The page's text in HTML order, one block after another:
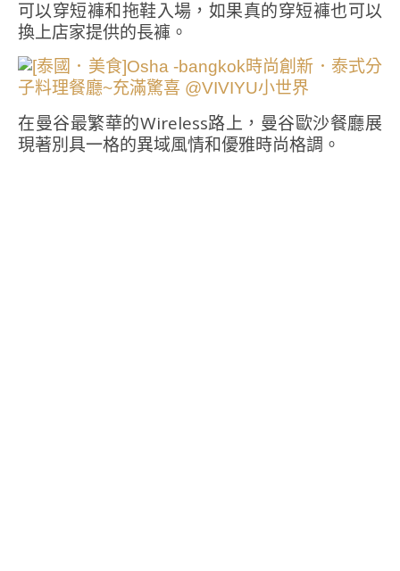
可以穿短褲和拖鞋入場，如果真的穿短褲也可以
換上店家提供的長褲。
在曼谷最繁華的Wireless路上，曼谷歐沙餐廳展
現著別具一格的異域風情和優雅時尚格調。